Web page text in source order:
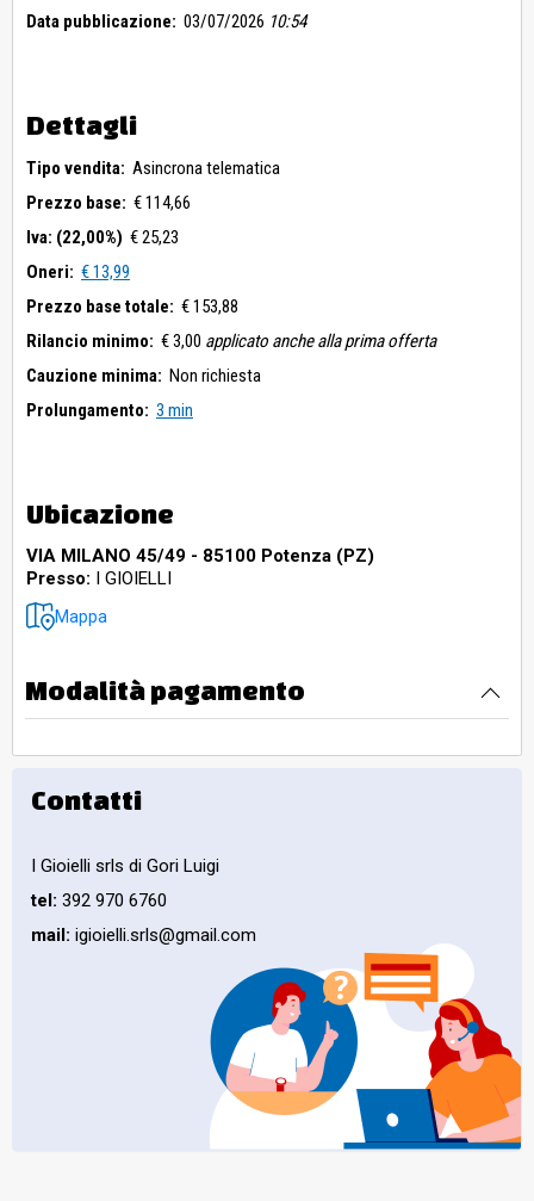
Data pubblicazione: 03/07/2026 10:54
Dettagli
Tipo vendita: Asincrona telematica
Prezzo base: € 114,66
Iva: (22,00%) € 25,23
Oneri: € 13,99
Prezzo base totale: € 153,88
Rilancio minimo: € 3,00 applicato anche alla prima offerta
Cauzione minima: Non richiesta
Prolungamento: 3 min
Ubicazione
VIA MILANO 45/49 - 85100 Potenza (PZ)
Presso: I GIOIELLI
Mappa
Modalità pagamento
Contatti
I Gioielli srls di Gori Luigi
tel: 392 970 6760
mail: igioielli.srls@gmail.com